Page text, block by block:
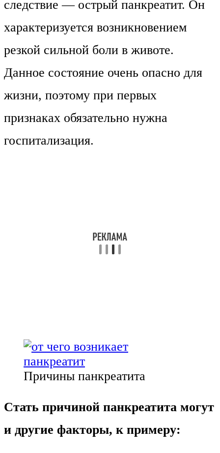
следствие — острый панкреатит. Он
характеризуется возникновением
резкой сильной боли в животе.
Данное состояние очень опасно для
жизни, поэтому при первых
признаках обязательно нужна
госпитализация.
Причины панкреатита
Стать причиной панкреатита могут
и другие факторы, к примеру: